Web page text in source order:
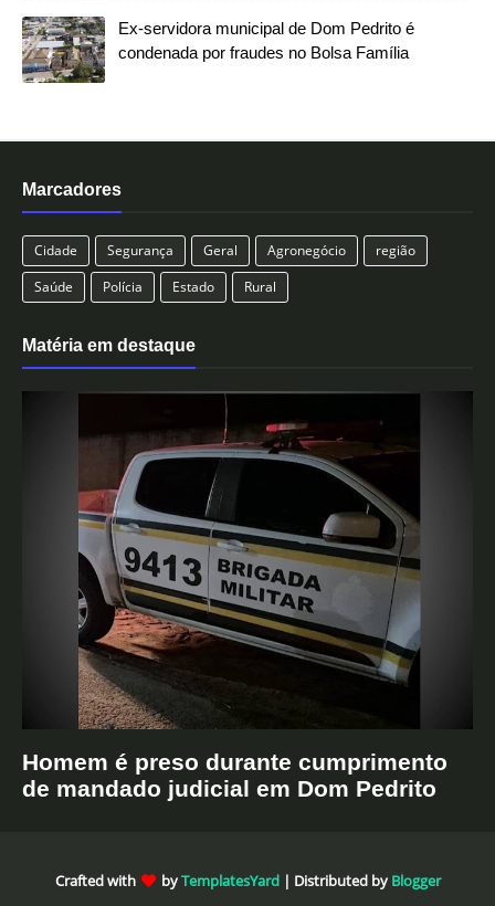
Ex-servidora municipal de Dom Pedrito é
condenada por fraudes no Bolsa Família
Marcadores
Cidade Segurança Geral Agronegócio
região
Saúde
Polícia Estado Rural
Matéria em destaque
Homem é preso durante cumprimento
de mandado judicial em Dom Pedrito
Crafted with byTemplatesYard| Distributed by Blogger